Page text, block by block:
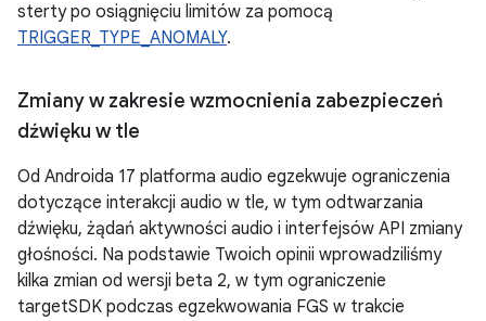
sterty po osiągnięciu limitów za pomocą
TRIGGER_TYPE_ANOMALY.
Zmiany w zakresie wzmocnienia zabezpieczeń
dźwięku w tle
Od Androida 17 platforma audio egzekwuje ograniczenia
dotyczące interakcji audio w tle, w tym odtwarzania
dźwięku, żądań aktywności audio i interfejsów API zmiany
głośności. Na podstawie Twoich opinii wprowadziliśmy
kilka zmian od wersji beta 2, w tym ograniczenie
targetSDK podczas egzekwowania FGS w trakcie